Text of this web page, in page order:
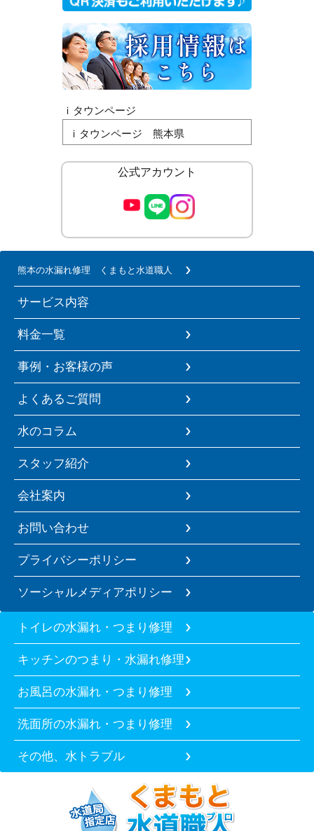
ｉタウンページ
ｉタウンページ 熊本県
公式アカウント
熊本の水漏れ修理 くまもと水道職人
サービス内容
料金一覧
事例・お客様の声
よくあるご質問
水のコラム
スタッフ紹介
会社案内
お問い合わせ
プライバシーポリシー
ソーシャルメディアポリシー
トイレの水漏れ・つまり修理
キッチンのつまり・水漏れ修理
お風呂の水漏れ・つまり修理
洗面所の水漏れ・つまり修理
その他、水トラブル